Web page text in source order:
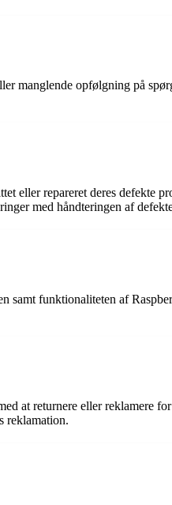
manglende opfølgning på
eller repareret deres defekte
med håndteringen af
samt funktionaliteten af
at returnere eller reklamere
reklamation.